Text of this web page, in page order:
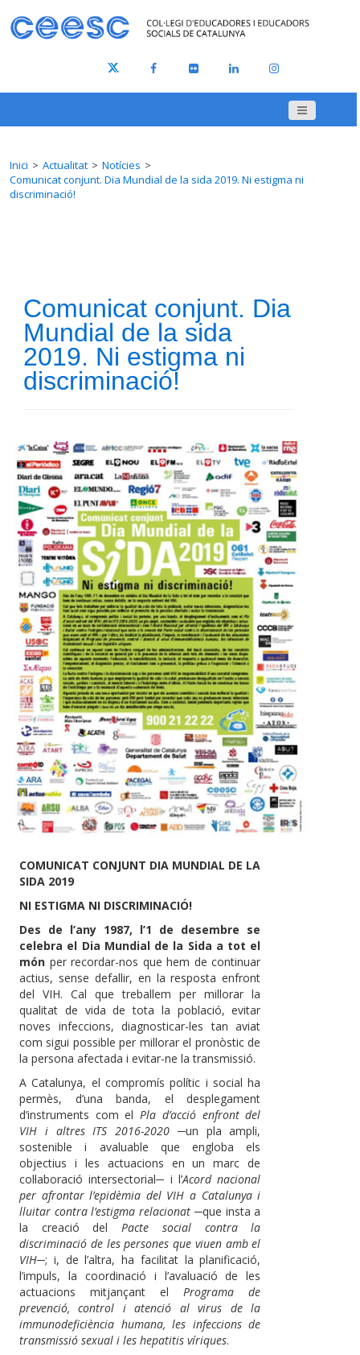
Inici Actualitat
Notícies
Comunicat conjunt. Dia Mundial de la sida 2019. Ni estigma ni
discriminació!
Comunicat conjunt. Dia
Mundial de la sida
2019. Ni estigma ni
discriminació!
COMUNICAT CONJUNT DIA MUNDIAL DE LA
SIDA 2019
NI ESTIGMA NI DISCRIMINACIÓ!
Des de l’any 1987, l’1 de desembre se
celebra el Dia Mundial de la Sida a tot el
món per recordar-nos que hem de continuar
actius, sense defallir, en la resposta enfront
del VIH. Cal que treballem per millorar la
qualitat de vida de tota la població, evitar
noves infeccions, diagnosticar-les tan aviat
com sigui possible per millorar el pronòstic de
la persona afectada i evitar-ne la transmissió.
A Catalunya, el compromís polític i social ha
permès, d’una banda, el desplegament
d’instruments com el Pla d’acció enfront del
VIH i altres ITS 2016-2020 ─un pla ampli,
sostenible i avaluable que engloba els
objectius i les actuacions en un marc de
col·laboració intersectorial─ i l’Acord nacional
per afrontar l’epidèmia del VIH a Catalunya i
lluitar contra l’estigma relacionat ─que insta a
la creació delPacte social contra la
discriminació de les persones que viuen amb el
VIH─; i, de l’altra, ha facilitat la planificació,
l’impuls, la coordinació i l’avaluació de les
actuacions mitjançant elPrograma de
prevenció, control i atenció al virus de la
immunodeficiència humana, les infeccions de
transmissió sexual i les hepatitis víriques.